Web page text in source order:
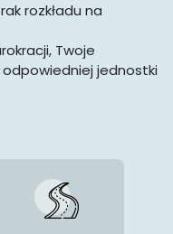
rozkładu na
Twoje
jednostki